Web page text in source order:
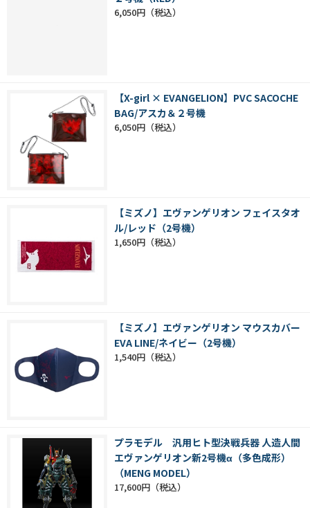
6,050円
【X-girl × EVANGELION】PVC SACOCHE
BAG/アスカ＆２号機
6,050円
【ミズノ】エヴァンゲリオン フェイスタオ
ル/レッド（2号機）
1,650円
【ミズノ】エヴァンゲリオン マウスカバー
EVA LINE/ネイビー（2号機）
1,540円
プラモデル 汎用ヒト型決戦兵器 人造人間
エヴァンゲリオン新2号機α（多色成形）
（MENG MODEL）
17,600円